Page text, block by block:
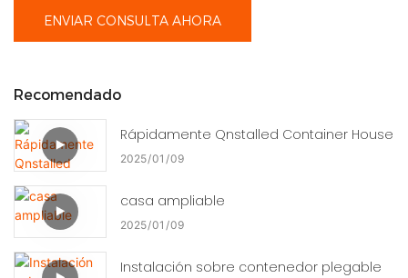
ENVIAR CONSULTA AHORA
Recomendado
Rápidamente Qnstalled Container House
2025 01 09
casa ampliable
2025 01 09
Instalación sobre contenedor plegable